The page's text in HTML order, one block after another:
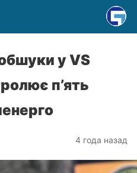
у VS
п’ять
4 года назад